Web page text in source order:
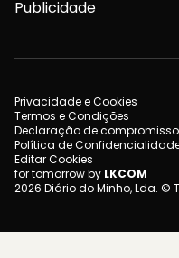
Publicidade
Privacidade e Cookies
Termos e Condições
Declaração de compromisso
Política de
Editar Cookies
for tomorrow by LKCOM
2026 Diário do Minho, Lda. ©